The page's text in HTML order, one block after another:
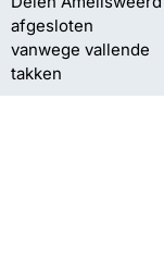
afgesloten
vanwege vallende
takken